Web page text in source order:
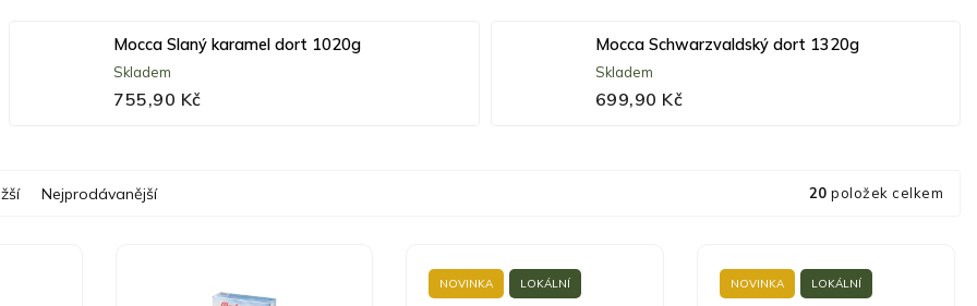
Mocca Slaný karamel dort 1020g
Skladem
755,90 Kč
Mocca Schwarzvaldský dort 1320g
Skladem
699,90 Kč
Nejprodávanější 20 položek celkem
NOVINKA LOKÁLNÍ NOVINKA LOKÁLNÍ